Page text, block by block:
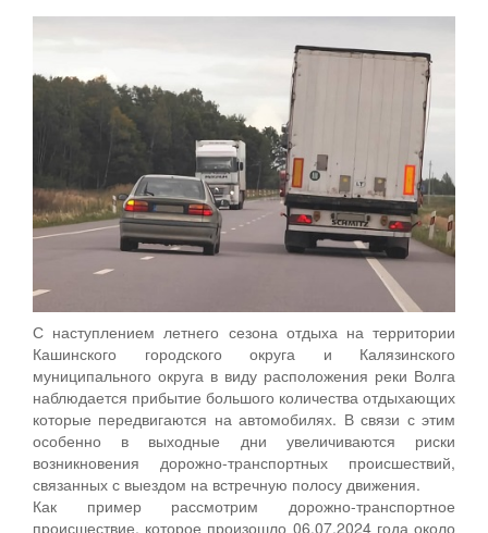
С наступлением летнего сезона отдыха на территории
Кашинского городского округа и Калязинского
муниципального округа в виду расположения реки Волга
наблюдается прибытие большого количества отдыхающих
которые передвигаются на автомобилях. В связи с этим
особенно в выходные дни увеличиваются риски
возникновения дорожно-транспортных происшествий,
связанных с выездом на встречную полосу движения.
Как пример рассмотрим дорожно-транспортное
происшествие, которое произошло 06.07.2024 года около